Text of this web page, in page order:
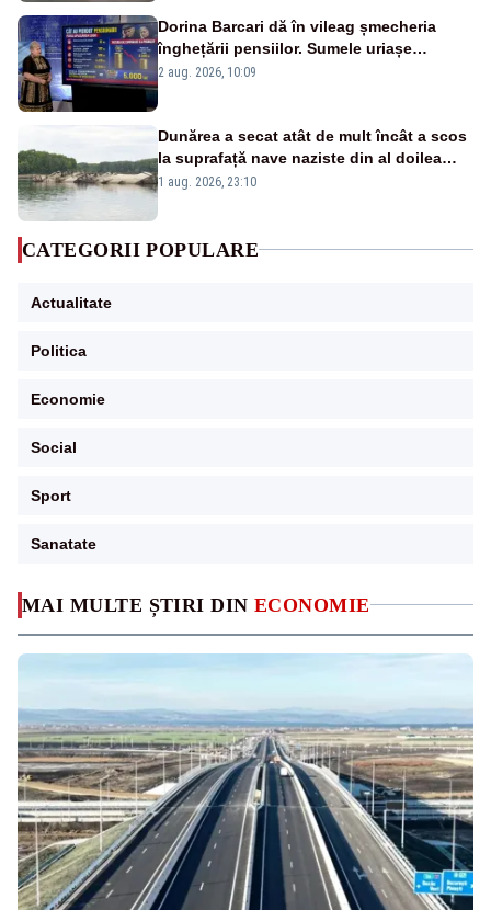
MAI MULTE ȘTIRI DIN ECONOMIE
Dorina Barcari dă în vileag șmecheria
înghețării pensiilor. Sumele uriașe
pierdute de fiecare român
2 aug. 2026, 10:09
Dunărea a secat atât de mult încât a scos
la suprafață nave naziste din al doilea
război mondial
1 aug. 2026, 23:10
CATEGORII POPULARE
Actualitate
Politica
Economie
Social
Sport
Sanatate